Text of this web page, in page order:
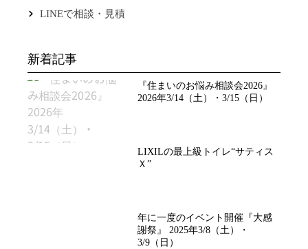
LINEで相談・見積
新着記事
『住まいのお悩み相談会2026』
2026年3/14（土）・3/15（日）
LIXILの最上級トイレ“サティス
Ｘ”
年に一度のイベント開催『大感
謝祭』 2025年3/8（土）・
3/9（日）